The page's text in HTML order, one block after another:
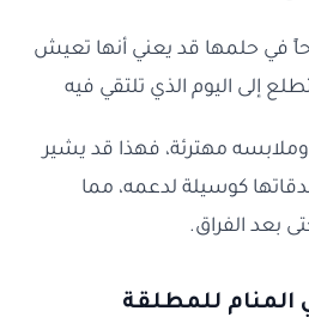
في حلمها قد يعني أنها تعيش
إلى اليوم الذي تلتقي فيه
مهترئة، فهذا قد يشير
كوسيلة لدعمه، مما
بعد الفراق.
المنام للمطلقة